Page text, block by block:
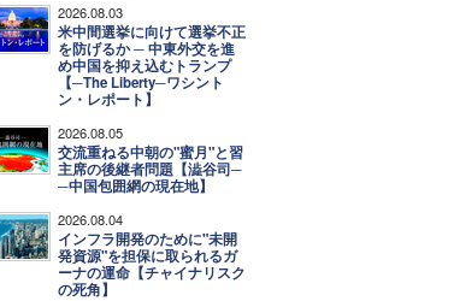
2026.08.03
米中間選挙に向けて選挙不正
を防げるか ─ 中東外交を進
め中国を抑え込むトランプ
【─The Liberty─ワシント
ン・レポート】
2026.08.05
交流重ねる中朝の"蜜月"と習
主席の後継者問題【澁谷司─
─中国包囲網の現在地】
2026.08.04
インフラ開発のために"未開
発資源"を担保に取られるガ
ーナの運命【チャイナリスク
の死角】